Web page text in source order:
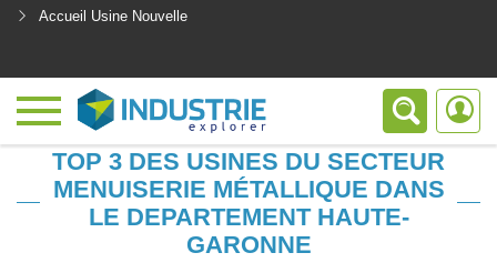
Accueil Usine Nouvelle
TOP 3 DES USINES DU SECTEUR
MENUISERIE MÉTALLIQUE DANS
LE DEPARTEMENT HAUTE-
GARONNE